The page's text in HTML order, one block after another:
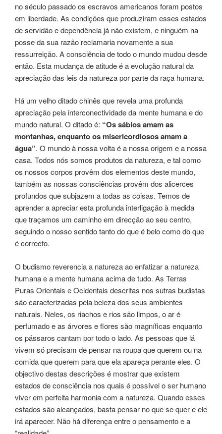
no século passado os escravos americanos foram postos
em liberdade. As condições que produziram esses estados
de servidão e dependência já não existem, e ninguém na
posse da sua razão reclamaria novamente a sua
ressurreição. A consciência de todo o mundo mudou desde
então. Esta mudança de atitude é a evolução natural da
apreciação das leis da natureza por parte da raça humana.
Há um velho ditado chinês que revela uma profunda
apreciação pela interconectividade da mente humana e do
mundo natural. O ditado é: “Os sábios amam as
montanhas, enquanto os misericordiosos amam a
água”. O mundo à nossa volta é a nossa origem e a nossa
casa. Todos nós somos produtos da natureza, e tal como
os nossos corpos provêm dos elementos deste mundo,
também as nossas consciências provêm dos alicerces
profundos que subjazem a todas as coisas. Temos de
aprender a apreciar esta profunda interligação à medida
que traçamos um caminho em direcção ao seu centro,
seguindo o nosso sentido tanto do que é belo como do que
é correcto.
O budismo reverencia a natureza ao enfatizar a natureza
humana e a mente humana acima de tudo. As Terras
Puras Orientais e Ocidentais descritas nos sutras budistas
são caracterizadas pela beleza dos seus ambientes
naturais. Neles, os riachos e rios são limpos, o ar é
perfumado e as árvores e flores são magníficas enquanto
os pássaros cantam por todo o lado. As pessoas que lá
vivem só precisam de pensar na roupa que querem ou na
comida que querem para que ela apareça perante eles. O
objectivo destas descrições é mostrar que existem
estados de consciência nos quais é possível o ser humano
viver em perfeita harmonia com a natureza. Quando esses
estados são alcançados, basta pensar no que se quer e ele
irá aparecer. Não há diferença entre o pensamento e a